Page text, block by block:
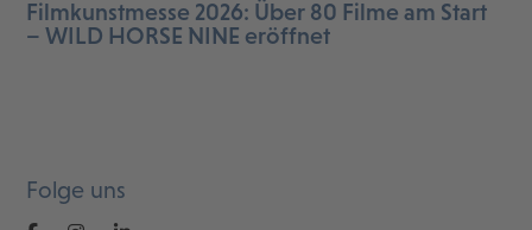
Filmkunstmesse 2026: Über 80 Filme am Start
– WILD HORSE NINE eröffnet
Folge uns